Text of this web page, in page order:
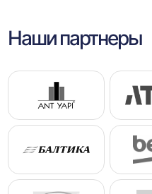
Наши партнеры